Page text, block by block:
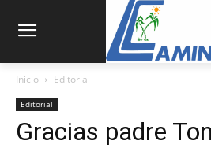
Inicio Editorial
Editorial
Gracias padre Ton